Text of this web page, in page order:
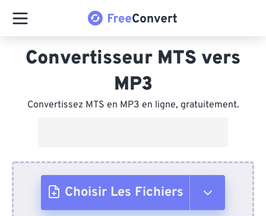
Convertisseur MTS vers
MP3
Convertissez MTS en MP3 en ligne, gratuitement.
Choisir Les Fichiers